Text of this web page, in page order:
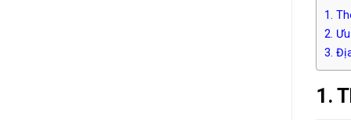
1.
2.
3.
1.